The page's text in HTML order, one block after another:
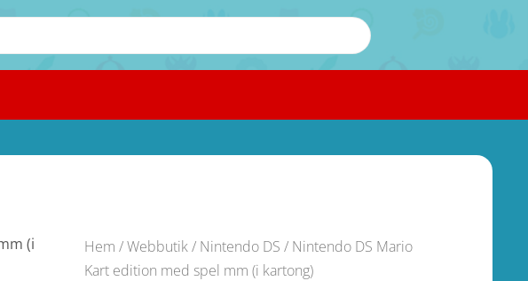
Hem /Webbutik/ Nintendo DS / Nintendo DS Mario
Kart edition med spel mm (i kartong)